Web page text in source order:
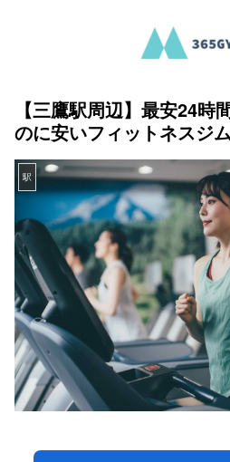
【三鷹駅周辺】最安24時
のに安いフィットネスジ
駅